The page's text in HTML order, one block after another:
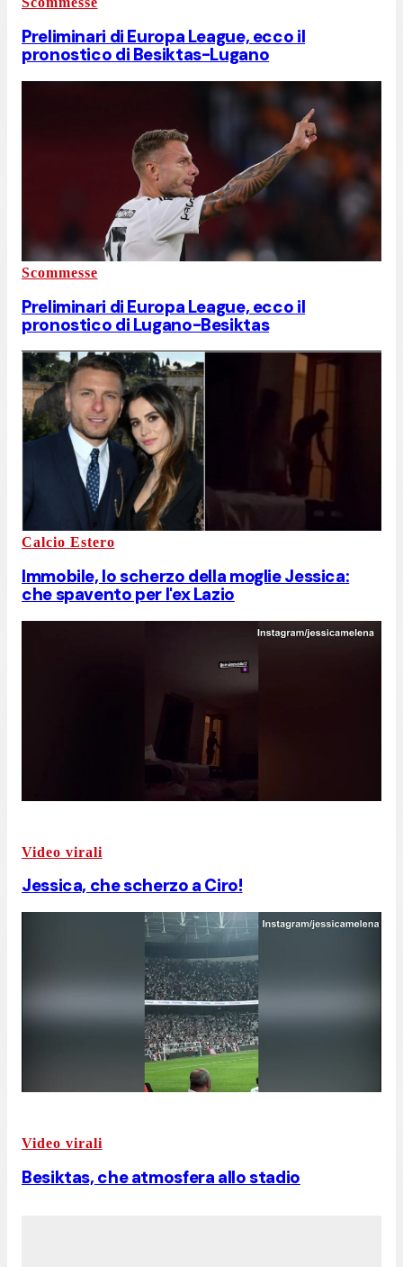
Preliminari di Europa League, ecco il
pronostico di Besiktas-Lugano
Scommesse
Preliminari di Europa League, ecco il
pronostico di Lugano-Besiktas
Calcio Estero
Immobile, lo scherzo della moglie Jessica:
che spavento per l'ex Lazio
Video virali
Jessica, che scherzo a Ciro!
Video virali
Besiktas, che atmosfera allo stadio